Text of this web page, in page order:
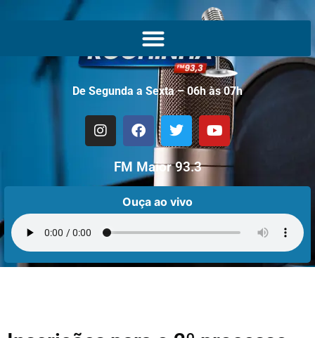
De Segunda a Sexta – 06h às 07h
FM Maior 93.3
Ouça ao vivo